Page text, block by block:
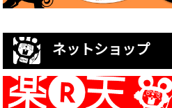
ネットショップ